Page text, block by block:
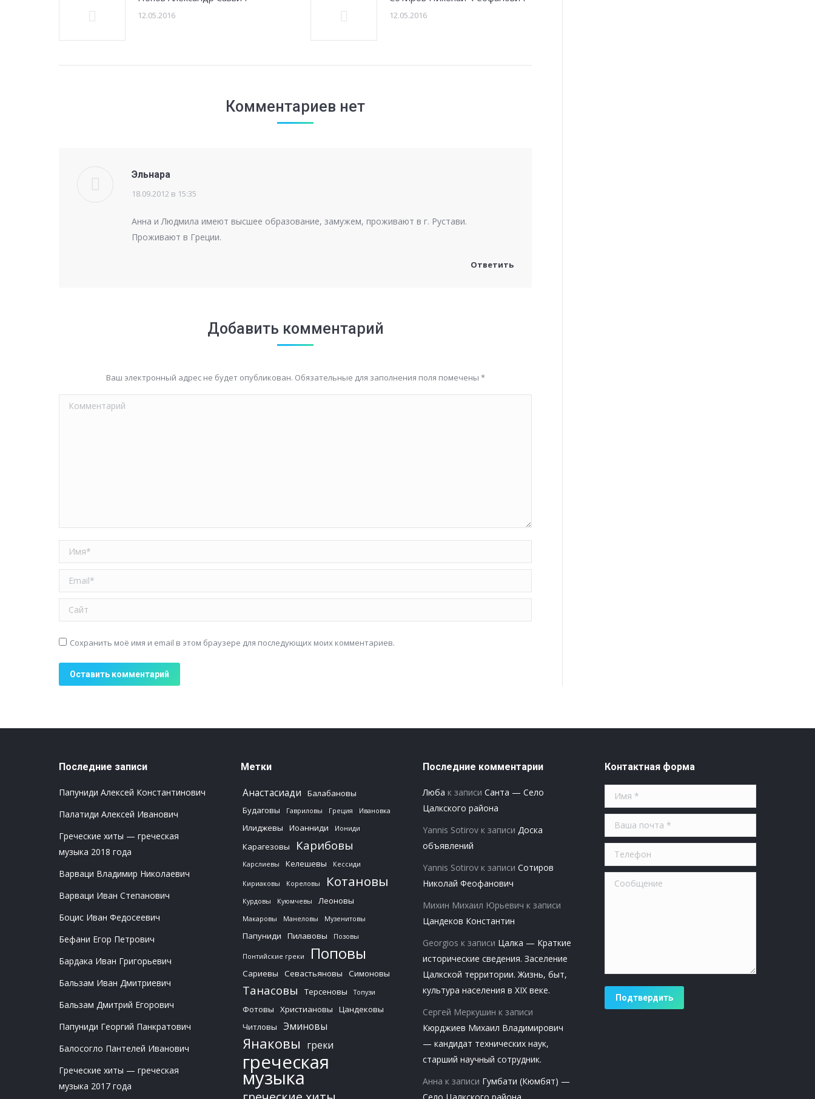
12.05.2016 12.05.2016
Комментариев нет
Эльнара
говорит:
18.09.2012 в 15:35
Анна и Людмила имеют высшее образование, замужем, проживают в г. Рустави.
Проживают в Греции.
Ответить
Добавить комментарий
Ваш электронный адрес не будет опубликован. Обязательные для заполнения поля помечены *
Комментарий
Имя *
Email *
Сайт
Сохранить моё имя и email в этом браузере для последующих моих комментариев.
Оставить комментарий
Последние записи
Папуниди Алексей Константинович
Палатиди Алексей Иванович
Греческие хиты — греческая
музыка 2018 года
Варваци Владимир Николаевич
Варваци Иван Степанович
Боцис Иван Федосеевич
Бефани Егор Петрович
Бардака Иван Григорьевич
Бальзам Иван Дмитриевич
Бальзам Дмитрий Егорович
Папуниди Георгий Панкратович
Балосогло Пантелей Иванович
Греческие хиты — греческая
музыка 2017 года
Метки
Анастасиади
Балабановы
Будаговы
Гавриловы Греция Ивановка
Илиджевы Иоанниди Иониди
Карагезовы Карибовы
Карслиевы Келешевы Кессиди
Кириаковы Кореловы Котановы
Курдовы Куюмчевы Леоновы
Макаровы Манеловы Музенитовы
Папуниди Пилавовы Позовы
Понтийские греки Поповы
Сариевы Севастьяновы Симоновы
Танасовы Терсеновы Топузи
Фотовы Христиановы
Цандековы
Читловы
Эминовы
Янаковы греки
греческая
музыка
Последние комментарии
Люба к записи Санта — Село
Цалкского района
Yannis Sotirov к записи Доска
объявлений
Yannis Sotirov к записи Сотиров
Николай Феофанович
Михин Михаил Юрьевич к записи
Цандеков Константин
Georgios к записи Цалка — Краткие
исторические сведения. Заселение
Цалкской территории. Жизнь, быт,
культура населения в XIX веке.
Сергей Меркушин к записи
Кюрджиев Михаил Владимирович
— кандидат технических наук,
старший научный сотрудник.
Анна к записи Гумбати (Кюмбят) —
Контактная форма
Имя *
Ваша почта *
Телефон
Сообщение
Подтвердить